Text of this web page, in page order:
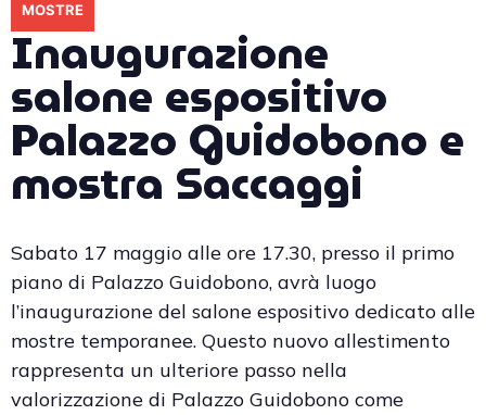
MOSTRE
Inaugurazione
salone espositivo
Palazzo Guidobono e
mostra Saccaggi
Sabato 17 maggio alle ore 17.30, presso il primo
piano di Palazzo Guidobono, avrà luogo
l’inaugurazione del salone espositivo dedicato alle
mostre temporanee. Questo nuovo allestimento
rappresenta un ulteriore passo nella
valorizzazione di Palazzo Guidobono come